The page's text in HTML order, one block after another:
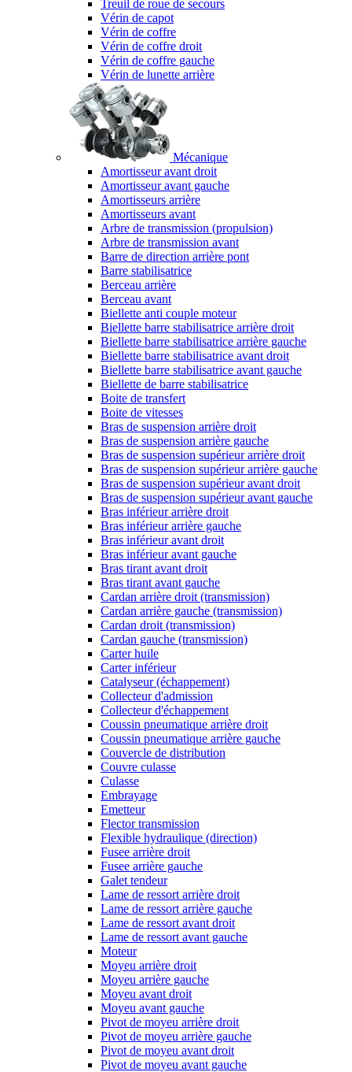
Treuil de roue de secours
Vérin de capot
Vérin de coffre
Vérin de coffre droit
Vérin de coffre gauche
Vérin de lunette arrière
Mécanique
Amortisseur avant droit
Amortisseur avant gauche
Amortisseurs arrière
Amortisseurs avant
Arbre de transmission (propulsion)
Arbre de transmission avant
Barre de direction arrière pont
Barre stabilisatrice
Berceau arrière
Berceau avant
Biellette anti couple moteur
Biellette barre stabilisatrice arrière droit
Biellette barre stabilisatrice arrière gauche
Biellette barre stabilisatrice avant droit
Biellette barre stabilisatrice avant gauche
Biellette de barre stabilisatrice
Boite de transfert
Boite de vitesses
Bras de suspension arrière droit
Bras de suspension arrière gauche
Bras de suspension supérieur arrière droit
Bras de suspension supérieur arrière gauche
Bras de suspension supérieur avant droit
Bras de suspension supérieur avant gauche
Bras inférieur arrière droit
Bras inférieur arrière gauche
Bras inférieur avant droit
Bras inférieur avant gauche
Bras tirant avant droit
Bras tirant avant gauche
Cardan arrière droit (transmission)
Cardan arrière gauche (transmission)
Cardan droit (transmission)
Cardan gauche (transmission)
Carter huile
Carter inférieur
Catalyseur (échappement)
Collecteur d'admission
Collecteur d'échappement
Coussin pneumatique arrière droit
Coussin pneumatique arrière gauche
Couvercle de distribution
Couvre culasse
Culasse
Embrayage
Emetteur
Flector transmission
Flexible hydraulique (direction)
Fusee arrière droit
Fusee arrière gauche
Galet tendeur
Lame de ressort arrière droit
Lame de ressort arrière gauche
Lame de ressort avant droit
Lame de ressort avant gauche
Moteur
Moyeu arrière droit
Moyeu arrière gauche
Moyeu avant droit
Moyeu avant gauche
Pivot de moyeu arrière droit
Pivot de moyeu arrière gauche
Pivot de moyeu avant droit
Pivot de moyeu avant gauche